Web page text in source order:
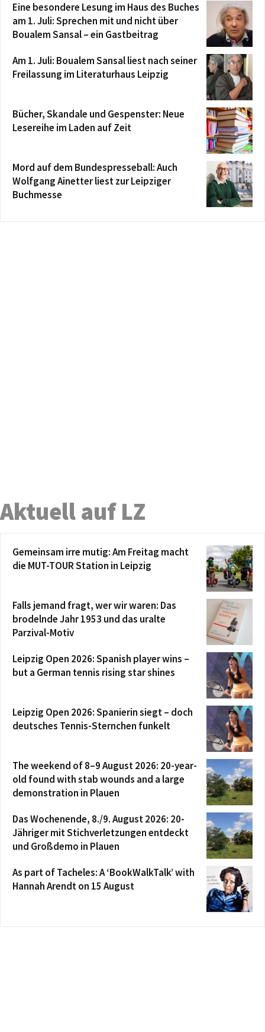
Eine besondere Lesung im Haus des Buches
am 1. Juli: Sprechen mit und nicht über
Boualem Sansal – ein Gastbeitrag
Am 1. Juli: Boualem Sansal liest nach seiner
Freilassung im Literaturhaus Leipzig
Bücher, Skandale und Gespenster: Neue
Lesereihe im Laden auf Zeit
Mord auf dem Bundespresseball: Auch
Wolfgang Ainetter liest zur Leipziger
Buchmesse
Aktuell auf LZ
Gemeinsam irre mutig: Am Freitag macht
die MUT-TOUR Station in Leipzig
Falls jemand fragt, wer wir waren: Das
brodelnde Jahr 1953 und das uralte
Parzival-Motiv
Leipzig Open 2026: Spanish player wins –
but a German tennis rising star shines
Leipzig Open 2026: Spanierin siegt – doch
deutsches Tennis-Sternchen funkelt
The weekend of 8–9 August 2026: 20-year-
old found with stab wounds and a large
demonstration in Plauen
Das Wochenende, 8./9. August 2026: 20-
Jähriger mit Stichverletzungen entdeckt
und Großdemo in Plauen
As part of Tacheles: A ‘BookWalkTalk’ with
Hannah Arendt on 15 August